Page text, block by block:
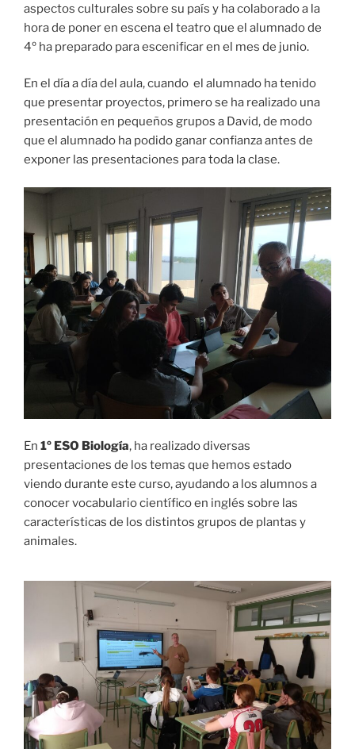
aspectos culturales sobre su país y ha colaborado a la
hora de poner en escena el teatro que el alumnado de
4º ha preparado para escenificar en el mes de junio.
En el día a día del aula, cuando el alumnado ha tenido
que presentar proyectos, primero se ha realizado una
presentación en pequeños grupos a David, de modo
que el alumnado ha podido ganar confianza antes de
exponer las presentaciones para toda la clase.
En 1º ESO Biología, ha realizado diversas
presentaciones de los temas que hemos estado
viendo durante este curso, ayudando a los alumnos a
conocer vocabulario científico en inglés sobre las
características de los distintos grupos de plantas y
animales.